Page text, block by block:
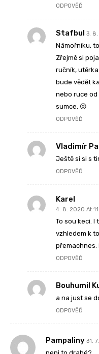
ODPOVĚĎ
Stafbul 3.
Námořníku,
Zřejmě si
ručník,
bude vědět
nebo ruce
sumce. 😜
ODPOVĚĎ
Vladimír
Ještě si si s
ODPOVĚĎ
Karel
4. 8. 2020 At
To sou keci.
vzhledem k
přemachnes.
ODPOVĚĎ
Bouhumil
a na just se
ODPOVĚĎ
Pampaliny 31.